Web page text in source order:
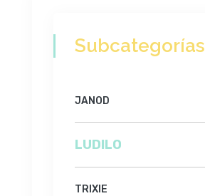
Subcategorías
JANOD
LUDILO
TRIXIE